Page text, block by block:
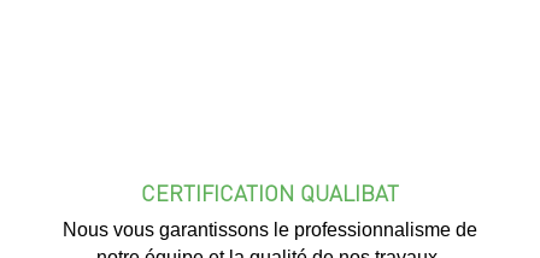
CERTIFICATION QUALIBAT
Nous vous garantissons le professionnalisme de